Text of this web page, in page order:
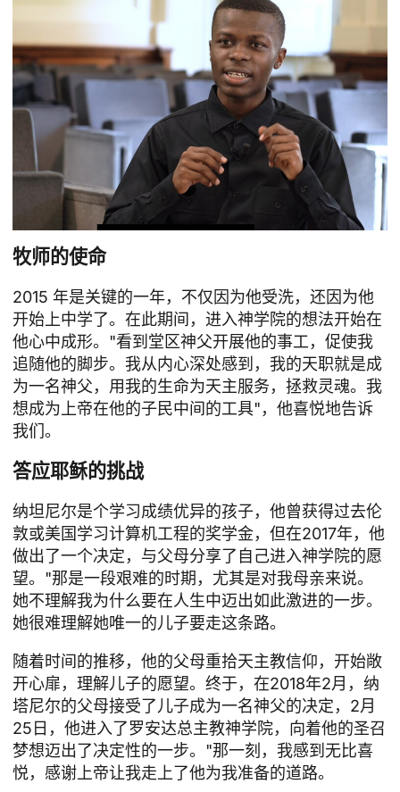
牧师的使命
2015 年是关键的一年，不仅因为他受洗，还因为他
开始上中学了。在此期间，进入神学院的想法开始在
他心中成形。"看到堂区神父开展他的事工，促使我
追随他的脚步。我从内心深处感到，我的天职就是成
为一名神父，用我的生命为天主服务，拯救灵魂。我
想成为上帝在他的子民中间的工具"，他喜悦地告诉
我们。
答应耶稣的挑战
纳坦尼尔是个学习成绩优异的孩子，他曾获得过去伦
敦或美国学习计算机工程的奖学金，但在2017年，他
做出了一个决定，与父母分享了自己进入神学院的愿
望。"那是一段艰难的时期，尤其是对我母亲来说。
她不理解我为什么要在人生中迈出如此激进的一步。
她很难理解她唯一的儿子要走这条路。
随着时间的推移，他的父母重拾天主教信仰，开始敞
开心扉，理解儿子的愿望。终于，在2018年2月，纳
塔尼尔的父母接受了儿子成为一名神父的决定，2月
25日，他进入了罗安达总主教神学院，向着他的圣召
梦想迈出了决定性的一步。"那一刻，我感到无比喜
悦，感谢上帝让我走上了他为我准备的道路。